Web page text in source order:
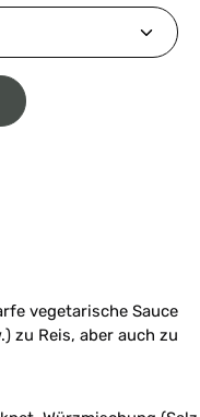
Wert ein
vegetarische Sauce
zu Reis, aber auch zu